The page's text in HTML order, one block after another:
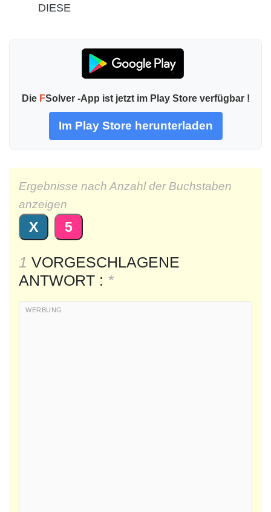
DIESE
Die FSolver -App ist jetzt im Play Store verfügbar !
Im Play Store herunterladen
Ergebnisse nach Anzahl der Buchstaben
anzeigen
X 5
1 VORGESCHLAGENE
ANTWORT : *